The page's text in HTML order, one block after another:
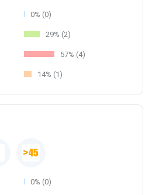
0% (0)
29% (2)
57% (4)
14% (1)
0% (0)